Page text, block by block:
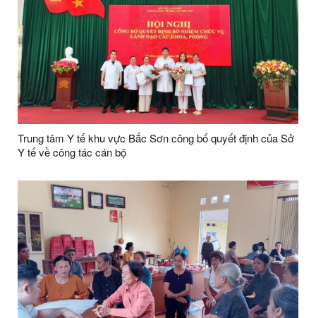
Trung tâm Y tế khu vực Bắc Sơn công bố quyết định của Sở
Y tế về công tác cán bộ